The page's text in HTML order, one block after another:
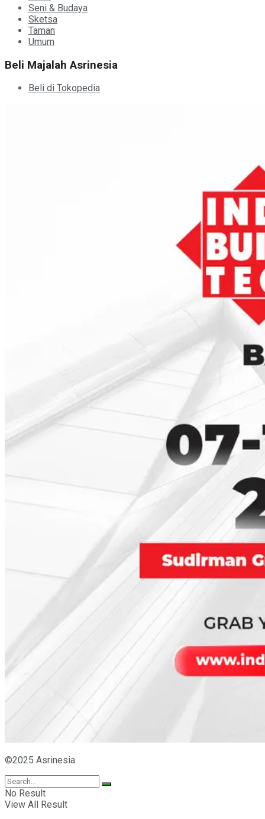
Seni & Budaya
Sketsa
Taman
Umum
Beli Majalah Asrinesia
Beli di Tokopedia
©2025 Asrinesia
No Result
View All Result